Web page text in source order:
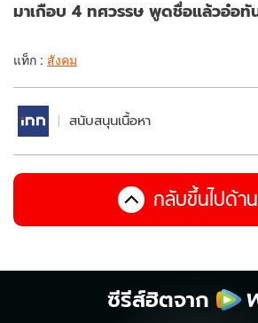
มาเกือบ 4 ทศวรรษ พูดชื่อแล้วอ๋อทั
แท็ก : สังคม
สนับสนุนเนื้อหา
กลับขึ้นไปด้า
ซีรีส์ฮิตจาก